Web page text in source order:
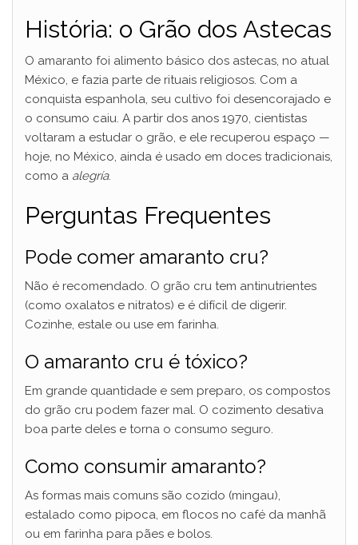
História: o Grão dos Astecas
O amaranto foi alimento básico dos astecas, no atual
México, e fazia parte de rituais religiosos. Com a
conquista espanhola, seu cultivo foi desencorajado e
o consumo caiu. A partir dos anos 1970, cientistas
voltaram a estudar o grão, e ele recuperou espaço —
hoje, no México, ainda é usado em doces tradicionais,
como a alegría.
Perguntas Frequentes
Pode comer amaranto cru?
Não é recomendado. O grão cru tem antinutrientes
(como oxalatos e nitratos) e é difícil de digerir.
Cozinhe, estale ou use em farinha.
O amaranto cru é tóxico?
Em grande quantidade e sem preparo, os compostos
do grão cru podem fazer mal. O cozimento desativa
boa parte deles e torna o consumo seguro.
Como consumir amaranto?
As formas mais comuns são cozido (mingau),
estalado como pipoca, em flocos no café da manhã
ou em farinha para pães e bolos.